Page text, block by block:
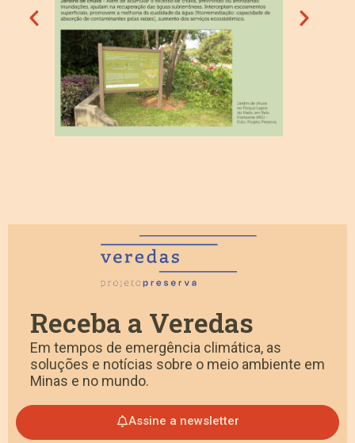
Receba a Veredas
Em tempos de emergência climática, as
soluções e notícias sobre o meio ambiente em
Minas e no mundo.
Assine a newsletter